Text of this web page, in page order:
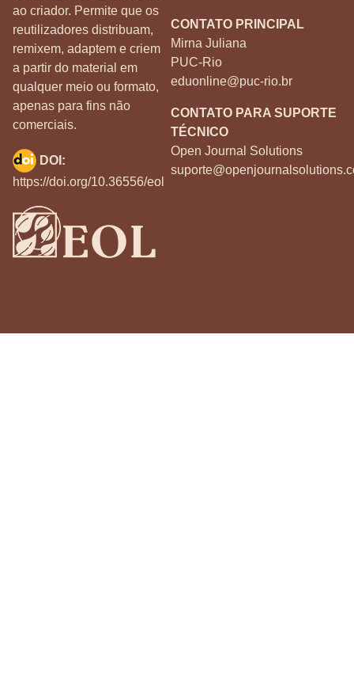
ao criador. Permite que os
reutilizadores distribuam,
remixem, adaptem e criem
a partir do material em
qualquer meio ou formato,
apenas para fins não
comerciais.
CONTATO PRINCIPAL
Mirna Juliana
PUC-Rio
eduonline@puc-rio.br
CONTATO PARA SUPORTE
TÉCNICO
Open Journal Solutions
DOI:
https://doi.org/10.36556/eol